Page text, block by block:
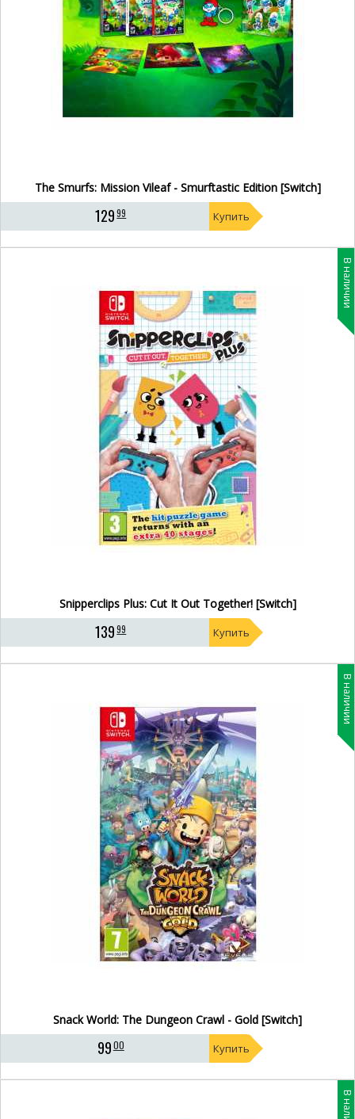
The Smurfs: Mission Vileaf - Smurftastic Edition [Switch]
12999 Купить
В наличии
Snipperclips Plus: Cut It Out Together! [Switch]
13999 Купить
В наличии
Snack World: The Dungeon Crawl - Gold [Switch]
9900 Купить